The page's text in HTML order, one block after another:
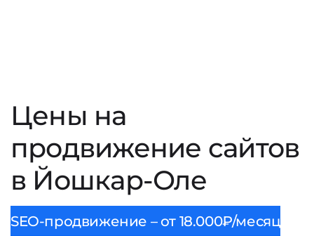
Цены на
продвижение сайтов
в Йошкар-Оле
SEO-продвижение – от 18.000₽/месяц